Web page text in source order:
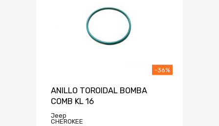
ANILLO TOROIDAL BOMBA
COMB KL 16
Jeep
CHEROKEE
-36%